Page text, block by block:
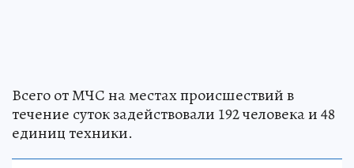
Всего от МЧС на местах происшествий в
течение суток задействовали 192 человека и 48
единиц техники.